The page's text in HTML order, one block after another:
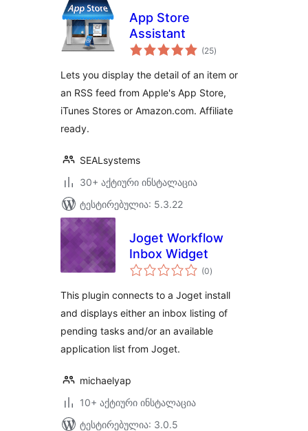
App Store
Assistant
(25საერთო
რეიტინგი
)
Lets you display the detail of an item or
an RSS feed from Apple's App Store,
iTunes Stores or Amazon.com. Affiliate
ready.
SEALsystems
30+ აქტიური ინსტალაცია
ტესტირებულია: 5.3.22
Joget Workflow
Inbox Widget
(0საერთო
რეიტინგი
)
This plugin connects to a Joget install
and displays either an inbox listing of
pending tasks and/or an available
application list from Joget.
michaelyap
10+ აქტიური ინსტალაცია
ტესტირებულია: 3.0.5